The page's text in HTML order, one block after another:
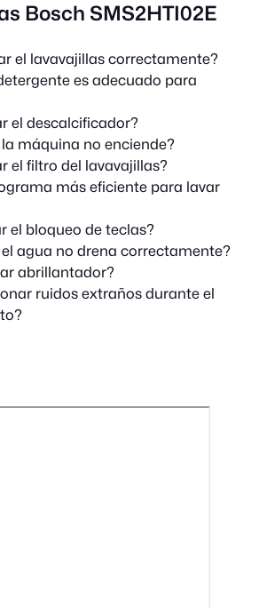
Bosch SMS2HTI02E
el lavavajillas correctamente?
es adecuado para
el descalcificador?
máquina no enciende?
el filtro del lavavajillas?
más eficiente para lavar
el bloqueo de teclas?
agua no drena correctamente?
abrillantador?
ruidos extraños durante el